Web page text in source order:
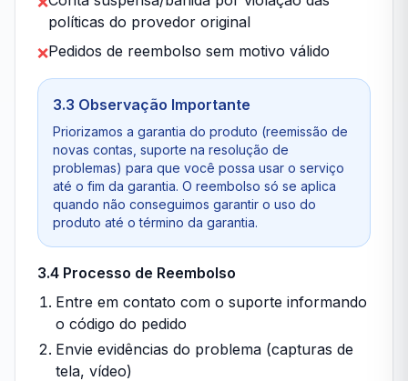
políticas do provedor original
❌Pedidos de reembolso sem motivo válido
3.3 Observação Importante
Priorizamos a garantia do produto (reemissão de
novas contas, suporte na resolução de
problemas) para que você possa usar o serviço
até o fim da garantia. O reembolso só se aplica
quando não conseguimos garantir o uso do
produto até o término da garantia.
3.4 Processo de Reembolso
Entre em contato com o suporte informando
o código do pedido
Envie evidências do problema (capturas de
tela, vídeo)